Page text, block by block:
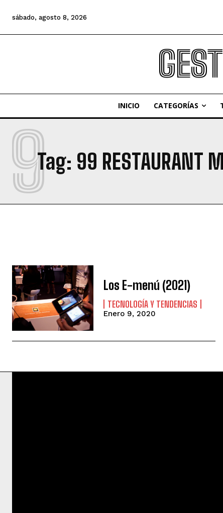
sábado, agosto 8, 2026
INICIO CATEGORÍAS
Tag: 99 RESTAURANT
9
Los E-menú (2021)
TECNOLOGÍA Y TENDENCIAS
Enero 9, 2020